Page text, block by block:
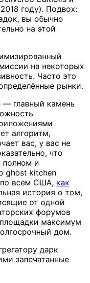
году). Подвох:
вы обычно
на этой
на некоторых
Часто это
рынки.
— главный камень
алгоритм,
вас, у вас не
что
полном и
ghost kitchen
по всем США, как
история о том,
от одной
форумов
площадки максимум
дом.
дарк
запечатанные